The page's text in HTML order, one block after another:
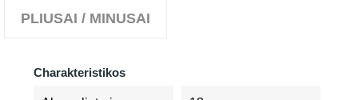
PLIUSAI / MINUSAI
Charakteristikos